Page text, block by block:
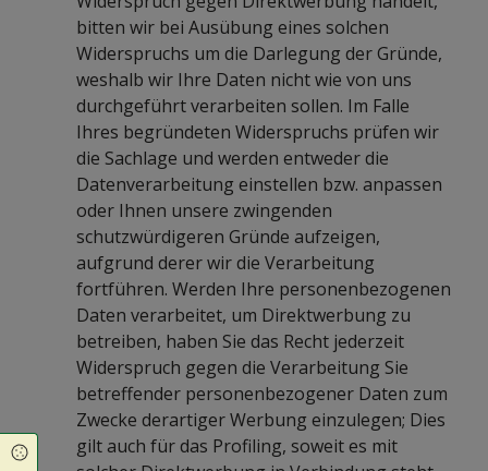
bitten wir bei Ausübung eines solchen
Widerspruchs um die Darlegung der Gründe,
weshalb wir Ihre Daten nicht wie von uns
durchgeführt verarbeiten sollen. Im Falle
Ihres begründeten Widerspruchs prüfen wir
die Sachlage und werden entweder die
Datenverarbeitung einstellen bzw. anpassen
oder Ihnen unsere zwingenden
schutzwürdigeren Gründe aufzeigen,
aufgrund derer wir die Verarbeitung
fortführen. Werden Ihre personenbezogenen
Daten verarbeitet, um Direktwerbung zu
betreiben, haben Sie das Recht jederzeit
Widerspruch gegen die Verarbeitung Sie
betreffender personenbezogener Daten zum
Zwecke derartiger Werbung einzulegen; Dies
gilt auch für das Profiling, soweit es mit
Cookie Einstellungen